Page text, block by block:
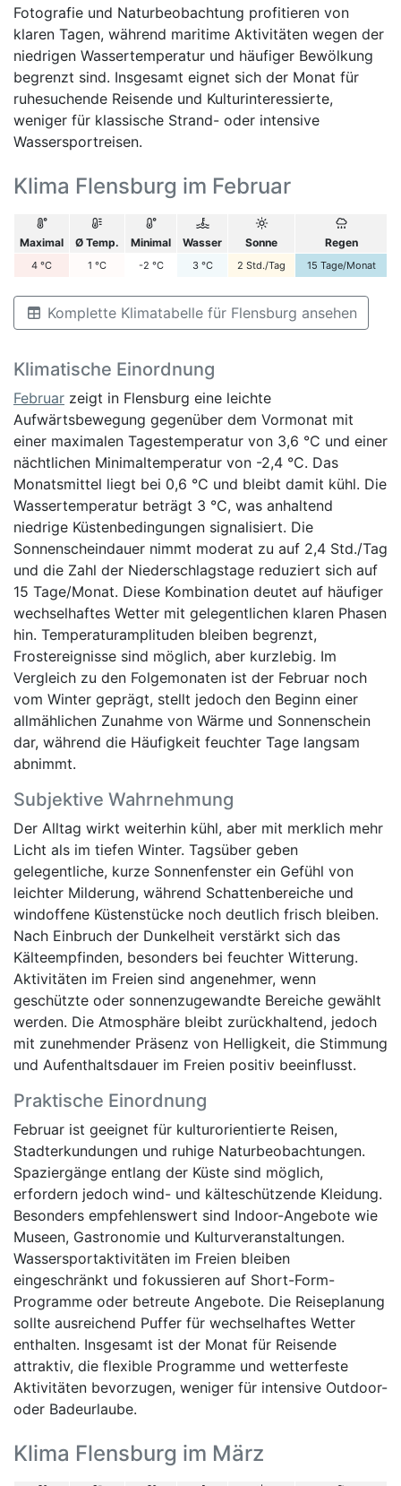
Fotografie und Naturbeobachtung profitieren von
klaren Tagen, während maritime Aktivitäten wegen der
niedrigen Wassertemperatur und häufiger Bewölkung
begrenzt sind. Insgesamt eignet sich der Monat für
ruhesuchende Reisende und Kulturinteressierte,
weniger für klassische Strand- oder intensive
Wassersportreisen.
Klima Flensburg im Februar
Maximal Ø Temp. Minimal Wasser Sonne Regen
4 °C 1 °C -2 °C 3 °C 2 Std./Tag 15 Tage/Monat
Komplette Klimatabelle für Flensburg ansehen
Klimatische Einordnung
Februar zeigt in Flensburg eine leichte
Aufwärtsbewegung gegenüber dem Vormonat mit
einer maximalen Tagestemperatur von 3,6 °C und einer
nächtlichen Minimaltemperatur von -2,4 °C. Das
Monatsmittel liegt bei 0,6 °C und bleibt damit kühl. Die
Wassertemperatur beträgt 3 °C, was anhaltend
niedrige Küstenbedingungen signalisiert. Die
Sonnenscheindauer nimmt moderat zu auf 2,4 Std./Tag
und die Zahl der Niederschlagstage reduziert sich auf
15 Tage/Monat. Diese Kombination deutet auf häufiger
wechselhaftes Wetter mit gelegentlichen klaren Phasen
hin. Temperaturamplituden bleiben begrenzt,
Frostereignisse sind möglich, aber kurzlebig. Im
Vergleich zu den Folgemonaten ist der Februar noch
vom Winter geprägt, stellt jedoch den Beginn einer
allmählichen Zunahme von Wärme und Sonnenschein
dar, während die Häufigkeit feuchter Tage langsam
abnimmt.
Subjektive Wahrnehmung
Der Alltag wirkt weiterhin kühl, aber mit merklich mehr
Licht als im tiefen Winter. Tagsüber geben
gelegentliche, kurze Sonnenfenster ein Gefühl von
leichter Milderung, während Schattenbereiche und
windoffene Küstenstücke noch deutlich frisch bleiben.
Nach Einbruch der Dunkelheit verstärkt sich das
Kälteempfinden, besonders bei feuchter Witterung.
Aktivitäten im Freien sind angenehmer, wenn
geschützte oder sonnenzugewandte Bereiche gewählt
werden. Die Atmosphäre bleibt zurückhaltend, jedoch
mit zunehmender Präsenz von Helligkeit, die Stimmung
und Aufenthaltsdauer im Freien positiv beeinflusst.
Praktische Einordnung
Februar ist geeignet für kulturorientierte Reisen,
Stadterkundungen und ruhige Naturbeobachtungen.
Spaziergänge entlang der Küste sind möglich,
erfordern jedoch wind- und kälteschützende Kleidung.
Besonders empfehlenswert sind Indoor-Angebote wie
Museen, Gastronomie und Kulturveranstaltungen.
Wassersportaktivitäten im Freien bleiben
eingeschränkt und fokussieren auf Short-Form-
Programme oder betreute Angebote. Die Reiseplanung
sollte ausreichend Puffer für wechselhaftes Wetter
enthalten. Insgesamt ist der Monat für Reisende
attraktiv, die flexible Programme und wetterfeste
Aktivitäten bevorzugen, weniger für intensive Outdoor-
oder Badeurlaube.
Klima Flensburg im März